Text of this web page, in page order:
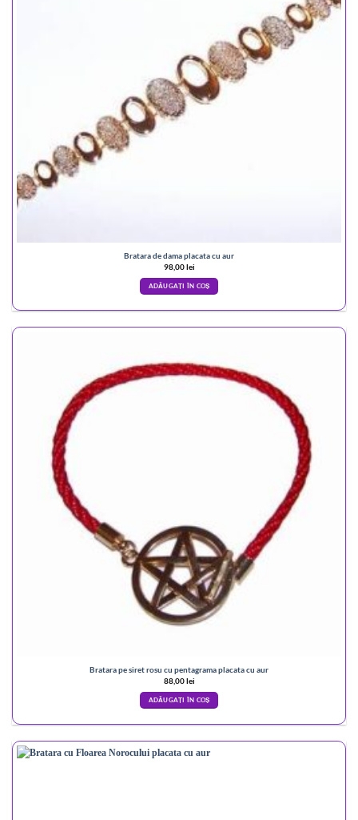
Bratara de dama placata cu aur
98,00lei
ADĂUGAȚI ÎN COȘ
Bratara pe siret rosu cu pentagrama placata cu aur
88,00lei
ADĂUGAȚI ÎN COȘ